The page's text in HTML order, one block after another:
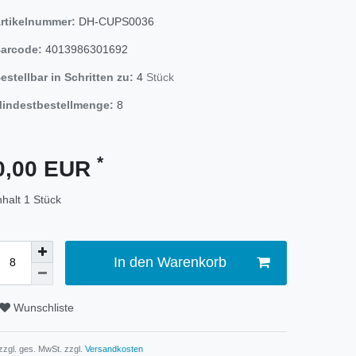
DH-CUPS0036
4013986301692
in Schritten zu: 4 Stück
8
EUR *
1 Stück
In den Warenkorb
Wunschliste
ges. MwSt. zzgl. Versandkosten